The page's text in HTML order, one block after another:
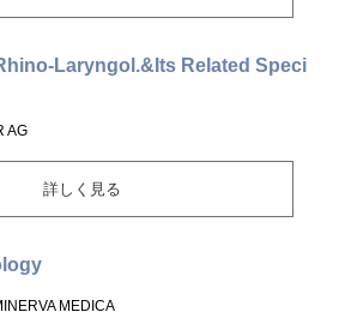
Laryngol.&Its Related Speci
AG
詳しく見る
MEDICA